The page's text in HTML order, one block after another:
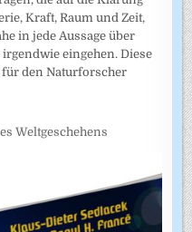
Kraft, Raum und Zeit,
in jede Aussage über
eingehen. Diese
den Naturforscher
Weltgeschehens